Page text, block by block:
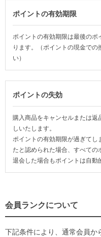
ポイントの有効期限
ポイントの有効期限は最後のポ
ります。（ポイントの現金で
い）
ポイントの失効
購入商品をキャンセルまたは
しいたします。
ポイントの有効期限が過ぎてし
たと認められた場合、すべての
退会した場合もポイントは自動
会員ランクについて
下記条件により、通常会員か